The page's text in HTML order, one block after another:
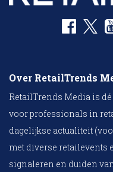
Over RetailTrends
RetailTrends Media is
voor professionals in
dagelijkse actualiteit
met diverse retailevents
signaleren en duiden